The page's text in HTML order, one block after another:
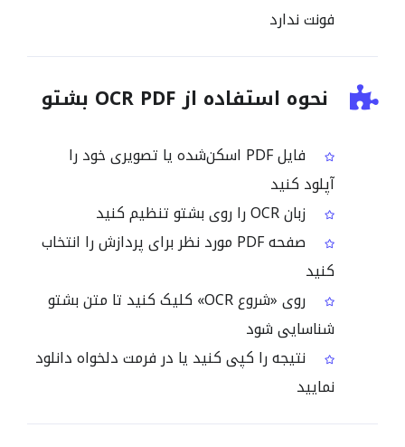
فونت ندارد
نحوه استفاده از OCR PDF بشتو
فایل PDF اسکن‌شده یا تصویری خود را
آپلود کنید
زبان OCR را روی بشتو تنظیم کنید
صفحه PDF مورد نظر برای پردازش را انتخاب
کنید
روی «شروع OCR» کلیک کنید تا متن بشتو
شناسایی شود
نتیجه را کپی کنید یا در فرمت دلخواه دانلود
نمایید